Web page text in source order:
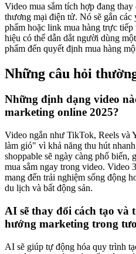
Video mua sắm tích hợp đang
thương mại điện tử. Nó sẽ gắn các
phẩm hoặc link mua hàng trực
hiệu có thể dẫn dắt người dùng
phẩm đến quyết định mua hàng
Những câu hỏi
Những định dạng video
marketing online 2025?
Video ngắn như TikTok, Reels và
làm gió" vì khả năng thu hút
shoppable sẽ ngày càng phổ
mua sắm ngay trong video. Video
mang đến trải nghiệm sống động
du lịch và bất động sản.
AI sẽ thay đổi cách tạo và
hướng marketing trong
AI sẽ giúp tự động hóa quy trình